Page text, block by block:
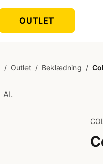
OUTLET
/ Outlet / Beklædning /